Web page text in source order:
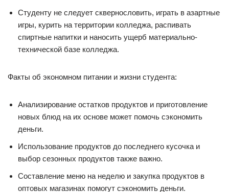
Студенту не следует сквернословить, играть в азартные
игры, курить на территории колледжа, распивать
спиртные напитки и наносить ущерб материально-
технической базе колледжа.
Факты об экономном питании и жизни студента:
Анализирование остатков продуктов и приготовление
новых блюд на их основе может помочь сэкономить
деньги.
Использование продуктов до последнего кусочка и
выбор сезонных продуктов также важно.
Составление меню на неделю и закупка продуктов в
оптовых магазинах помогут сэкономить деньги.